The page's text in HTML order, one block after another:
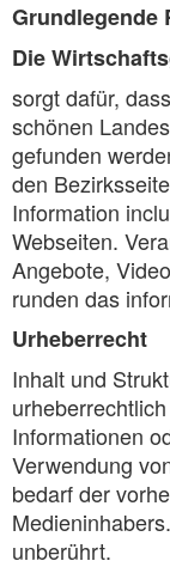
Grundlegende
Die
sorgt dafür,
schönen
gefunden
den
Information
Webseiten.
Angebote,
runden das
Urheberrecht
Inhalt und
Informationen
Verwendung
bedarf der
unberührt.